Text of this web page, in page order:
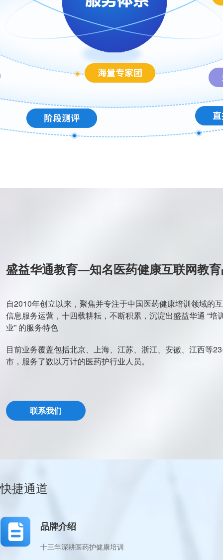
盛益华通教育—知名医药健康互联网教
自2010年创立以来，聚焦并专注于中国医药健康培训领域的
信息服务运营，十四载耕耘，不断积累，沉淀出盛益华通 “培
业” 的服务特色
目前业务覆盖包括北京、上海、江苏、浙江、安徽、江西等
市，服务了数以万计的医药护行业人员。
联系我们
快捷通道
品牌介绍
十三年深耕医药护健康培训